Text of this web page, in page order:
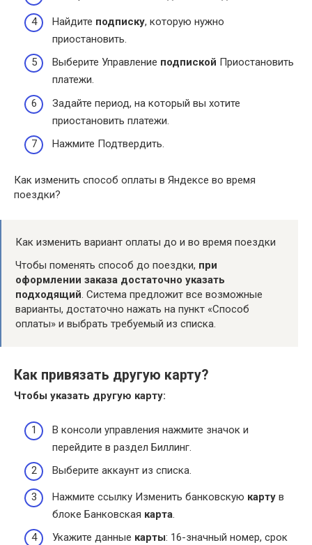
Найдите подписку, которую нужно
приостановить.
Выберите Управление подпиской Приостановить
платежи.
Задайте период, на который вы хотите
приостановить платежи.
Нажмите Подтвердить.
Как изменить способ оплаты в Яндексе во время
поездки?
Как изменить вариант оплаты до и во время поездки
Чтобы поменять способ до поездки, при
оформлении заказа достаточно указать
подходящий. Система предложит все возможные
варианты, достаточно нажать на пункт «Способ
оплаты» и выбрать требуемый из списка.
Как привязать другую карту?
Чтобы указать другую карту:
В консоли управления нажмите значок и
перейдите в раздел Биллинг.
Выберите аккаунт из списка.
Нажмите ссылку Изменить банковскую карту в
блоке Банковская карта.
Укажите данные карты: 16-значный номер, срок